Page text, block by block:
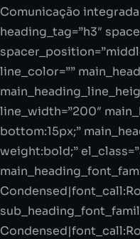
Comunicação
heading_tag=”h3″
line_color=””
line_width=”200″
bottom:15px;”
weight:bold;”